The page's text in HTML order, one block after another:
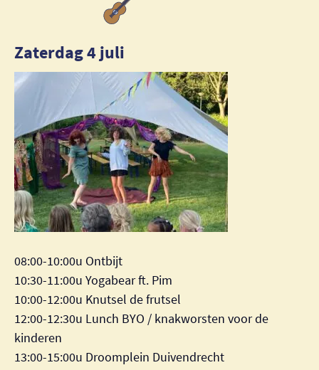
Zaterdag 4 juli
08:00-10:00u Ontbijt
10:30-11:00u Yogabear ft. Pim
10:00-12:00u Knutsel de frutsel
12:00-12:30u Lunch BYO / knakworsten voor de
kinderen
13:00-15:00u Droomplein Duivendrecht